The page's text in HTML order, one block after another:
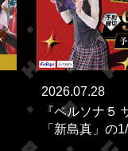
2026.07.28
『ペルソナ５
「新島真」の